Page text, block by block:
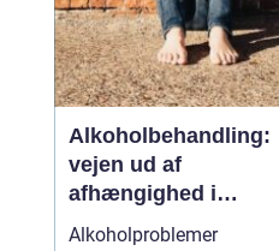
Alkoholbehandling:
vejen ud af
afhængighed i
trygge rammer
Alkoholproblemer